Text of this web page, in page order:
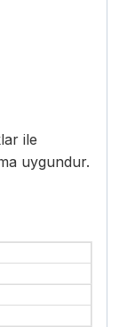
ile
uygundur.